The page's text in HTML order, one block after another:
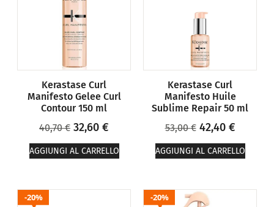
Kerastase Curl
Manifesto Gelee Curl
Contour 150 ml
40,70€ 32,60 €
AGGIUNGI AL CARRELLO
Kerastase Curl
Manifesto Huile
Sublime Repair 50 ml
53,00€ 42,40 €
AGGIUNGI AL CARRELLO
20% 20%